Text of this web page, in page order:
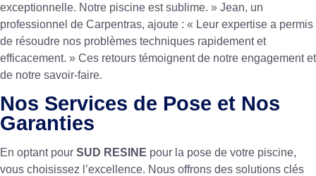
exceptionnelle. Notre piscine est sublime. » Jean, un
professionnel de Carpentras, ajoute : « Leur expertise a permis
de résoudre nos problèmes techniques rapidement et
efficacement. » Ces retours témoignent de notre engagement et
de notre savoir-faire.
Nos Services de Pose et Nos
Garanties
En optant pour SUD RESINE pour la pose de votre piscine,
vous choisissez l’excellence. Nous offrons des solutions clés